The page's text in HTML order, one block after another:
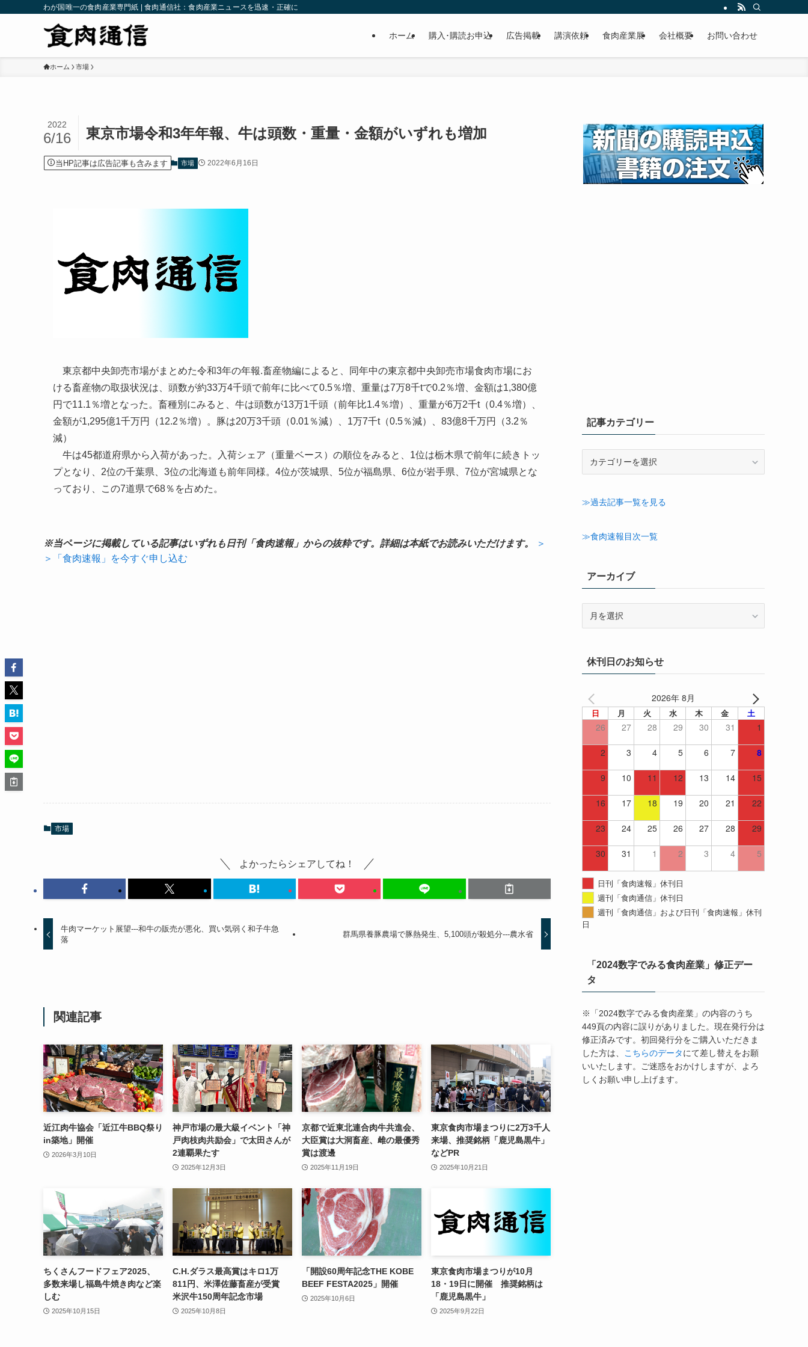
わが国唯一の食肉産業専門紙 | 食肉通信社：食肉産業ニュースを迅速・正確に
ホーム 購入･購読お申込 広告掲載 講演依頼 食肉産業展 会社概要 お問い合わせ
ホーム 市場
東京市場令和3年年報、牛は頭数・重量・金額がいずれも増加
2022
6/16
当HP記事は広告記事も含みます 市場 2022年6月16日
東京都中央卸売市場がまとめた令和3年の年報.畜産物編によると、同年中の東京都中央卸売市場食肉市場にお
ける畜産物の取扱状況は、頭数が約33万4千頭で前年に比べて0.5％増、重量は7万8千tで0.2％増、金額は1,380億
円で11.1％増となった。畜種別にみると、牛は頭数が13万1千頭（前年比1.4％増）、重量が6万2千t（0.4％増）、
金額が1,295億1千万円（12.2％増）。豚は20万3千頭（0.01％減）、1万7千t（0.5％減）、83億8千万円（3.2％
減）
牛は45都道府県から入荷があった。入荷シェア（重量ベース）の順位をみると、1位は栃木県で前年に続きトッ
プとなり、2位の千葉県、3位の北海道も前年同様。4位が茨城県、5位が福島県、6位が岩手県、7位が宮城県とな
っており、この7道県で68％を占めた。
※当ページに掲載している記事はいずれも日刊「食肉速報」からの抜粋です。詳細は本紙でお読みいただけます。
＞
＞「食肉速報」を今すぐ申し込む
市場
よかったらシェアしてね！
牛肉マーケット展望---和牛の販売が悪化、買い気弱く和子牛急
落
群馬県養豚農場で豚熱発生、5,100頭が殺処分---農水省
関連記事
近江肉牛協会「近江牛BBQ祭り
in築地」開催
2026年3月10日
神戸市場の最大級イベント「神
戸肉枝肉共励会」で太田さんが
2連覇果たす
2025年12月3日
京都で近東北連合肉牛共進会、
大臣賞は大洞畜産、雌の最優秀
賞は渡邊
2025年11月19日
東京食肉市場まつりに2万3千人
来場、推奨銘柄「鹿児島黒牛」
などPR
2025年10月21日
ちくさんフードフェア2025、
多数来場し福島牛焼き肉など楽
しむ
2025年10月15日
C.H.ダラス最高賞はキロ1万
811円、米澤佐藤畜産が受賞
米沢牛150周年記念市場
2025年10月8日
「開設60周年記念THE KOBE
BEEF FESTA2025」開催
2025年10月6日
東京食肉市場まつりが10月
18・19日に開催 推奨銘柄は
「鹿児島黒牛」
2025年9月22日
記事カテゴリー
ゴ
ー
≫過去記事一覧を見る
≫食肉速報目次一覧
アーカイブ
ブ休刊日のお知らせ
2026年 8月
日 月 火 水 木 金 土
26 27 28 29 30 31 1
2 3 4 5 6 7 8
9 10 11 12 13 14 15
16 17 18 19 20 21 22
23 24 25 26 27 28 29
30 31 1 2 3 4 5
日刊「食肉速報」休刊日
週刊「食肉通信」休刊日
週刊「食肉通信」および日刊「食肉速報」休刊
日
「2024数字でみる食肉産業」修正デー
タ
※「2024数字でみる食肉産業」の内容のうち
449頁の内容に誤りがありました。現在発行分は
修正済みです。初回発行分をご購入いただきま
した方は、
こちらのデータにて差し替えをお願
いいたします。ご迷惑をおかけしますが、よろ
しくお願い申し上げます。